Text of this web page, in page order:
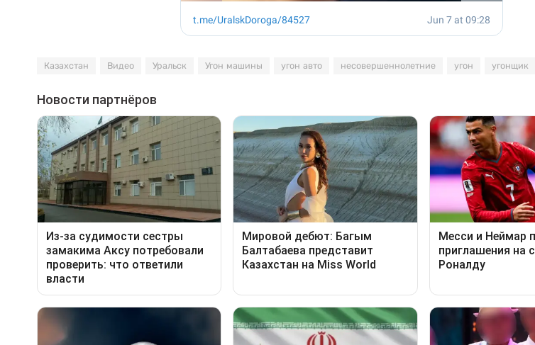
Казахстан Видео Уральск Угон машины угон авто несовершеннолетние угон угонщик